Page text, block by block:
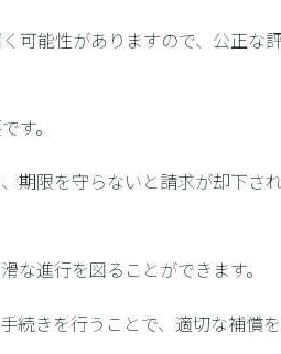
可能性がありますので、公正な
す。
期限を守らないと請求が却下さ
な進行を図ることができます。
続きを行うことで、適切な補償